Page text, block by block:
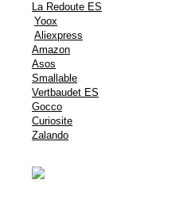
La Redoute ES
Yoox
Aliexpress
Amazon
Asos
Smallable
Vertbaudet ES
Gocco
Curiosite
Zalando